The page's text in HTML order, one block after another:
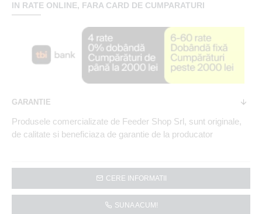
CERE INFORMATII
SUNA ACUM!
IN RATE ONLINE, FARA CARD DE CUMPARATURI
GARANTIE
Produsele comercializate de Feeder Shop Srl, sunt originale,
de calitate si beneficiaza de garantie de la producator